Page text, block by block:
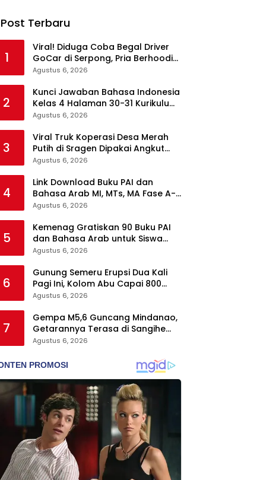
Post Terbaru
1
Viral! Diduga Coba Begal Driver
GoCar di Serpong, Pria Berhoodie
Hitam Diamankan Warga dan
Agustus 6, 2026
2
Kunci Jawaban Bahasa Indonesia
Kelas 4 Halaman 30-31 Kurikulum
Merdeka, Menyimak Teks Kepala
Agustus 6, 2026
3
Viral Truk Koperasi Desa Merah
Putih di Sragen Dipakai Angkut
Tebu, Kodim Langsung Turun
Agustus 6, 2026
4
Link Download Buku PAI dan
Bahasa Arab MI, MTs, MA Fase A-F
Gratis, Lengkap Semua Mata
Agustus 6, 2026
5
Kemenag Gratiskan 90 Buku PAI
dan Bahasa Arab untuk Siswa
Madrasah di Semua Jenjang
Agustus 6, 2026
6
Gunung Semeru Erupsi Dua Kali
Pagi Ini, Kolom Abu Capai 800
Meter
Agustus 6, 2026
7
Gempa M5,6 Guncang Mindanao,
Getarannya Terasa di Sangihe
dan Talaud
Agustus 6, 2026